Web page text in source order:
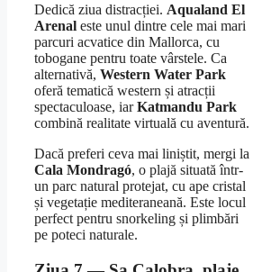
Dedică ziua distracției. Aqualand El
Arenal este unul dintre cele mai mari
parcuri acvatice din Mallorca, cu
tobogane pentru toate vârstele. Ca
alternativă, Western Water Park
oferă tematică western și atracții
spectaculoase, iarKatmandu Park
combină realitate virtuală cu aventură.
Dacă preferi ceva mai liniștit, mergi la
Cala Mondragó, o plajă situată într-
un parc natural protejat, cu ape cristal
și vegetație mediteraneană. Este locul
perfect pentru snorkeling și plimbări
pe poteci naturale.